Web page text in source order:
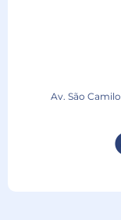
Av. São